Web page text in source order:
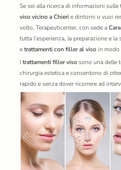
Se sei alla ricerca di informazioni
viso vicino a Chierie dintorni o vuoi
volto, Terapeuticenter, con sede a
tutta l’esperienza, la preparazione e la
etrattamenti con filler al viso in modo
I trattamenti filler visosono una delle
chirurgia estetica e consentono di
rapido e senza dover ricorrere ad